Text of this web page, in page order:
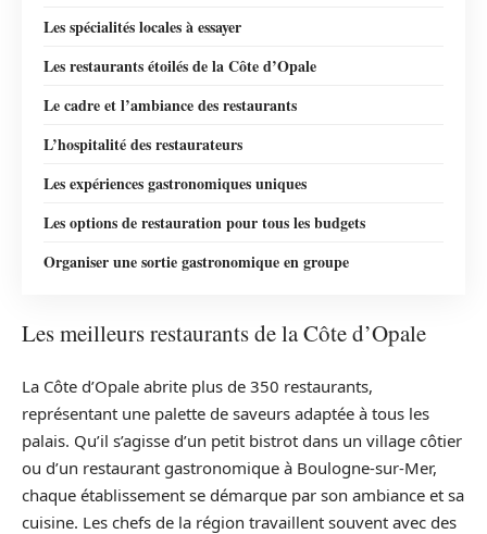
Les spécialités locales à essayer
Les restaurants étoilés de la Côte d’Opale
Le cadre et l’ambiance des restaurants
L’hospitalité des restaurateurs
Les expériences gastronomiques uniques
Les options de restauration pour tous les budgets
Organiser une sortie gastronomique en groupe
Les meilleurs restaurants de la Côte d’Opale
La Côte d’Opale abrite plus de 350 restaurants,
représentant une palette de saveurs adaptée à tous les
palais. Qu’il s’agisse d’un petit bistrot dans un village côtier
ou d’un restaurant gastronomique à Boulogne-sur-Mer,
chaque établissement se démarque par son ambiance et sa
cuisine. Les chefs de la région travaillent souvent avec des